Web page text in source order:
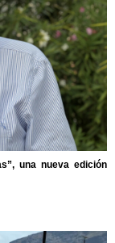
una nueva edición